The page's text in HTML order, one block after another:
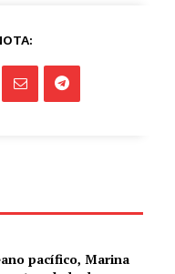
pacífico, Marina